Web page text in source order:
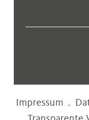
Impressum .